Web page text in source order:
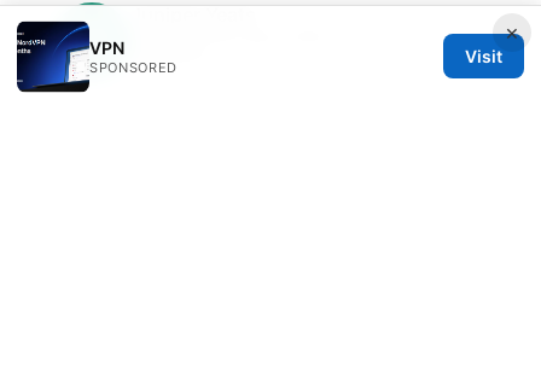
Juniper Yeats
Juniper writes about DNS-over-HTTPS and
×
VPN
SPONSORED
Visit